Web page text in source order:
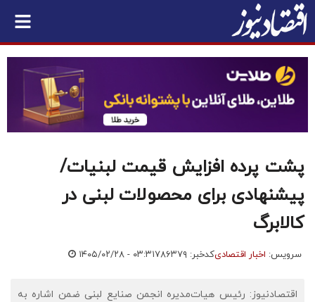
پشت پرده افزایش قیمت لبنیات/
پیشنهادی برای محصولات لبنی در
کالابرگ
سرویس: اخبار اقتصادیکدخبر: ۷۸۶۳۷۹ ۱۴۰۵/۰۲/۲۸ - ۰۳:۳۱
اقتصادنیوز: رئیس هیات‌مدیره انجمن صنایع لبنی ضمن اشاره به